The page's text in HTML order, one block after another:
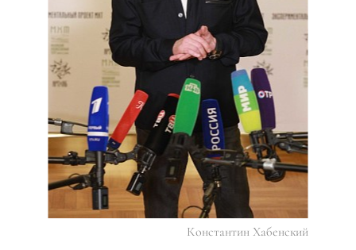
Константин Хабенский